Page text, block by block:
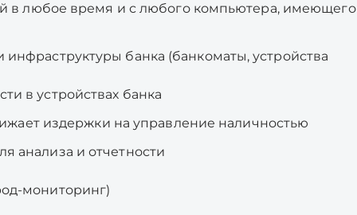
в любое время и с любого компьютера, имеющего
банка (банкоматы, устройства
в устройствах банка
издержки на управление наличностью
анализа и отчетности
мониторинг)